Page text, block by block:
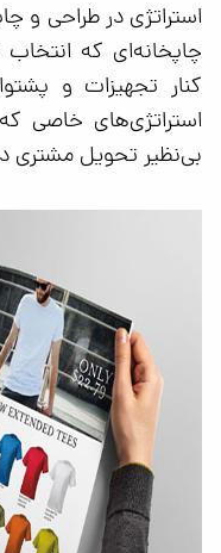
استراتژی در طراحی و
چاپخانه‌ای که انتخاب
کنار تجهیزات و
استراتژی‌های خاصی
بی‌نظیر تحویل مشتری